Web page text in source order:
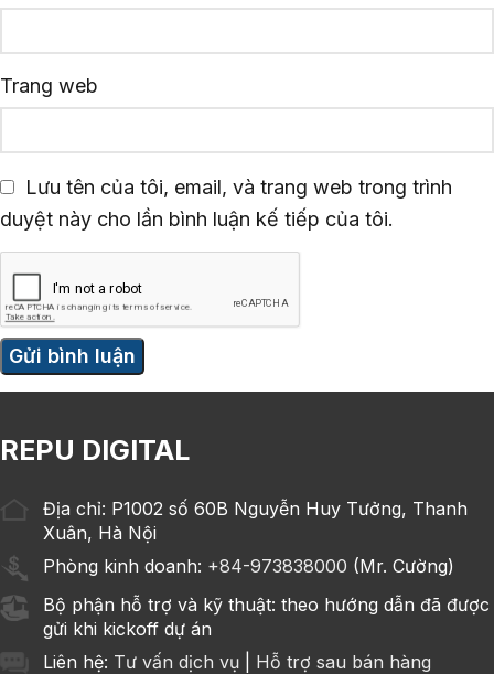
Trang web
Lưu tên của tôi, email, và trang web trong trình
duyệt này cho lần bình luận kế tiếp của tôi.
REPU DIGITAL
Địa chỉ: P1002 số 60B Nguyễn Huy Tưởng, Thanh
Xuân, Hà Nội
Phòng kinh doanh: +84-973838000 (Mr. Cường)
Bộ phận hỗ trợ và kỹ thuật: theo hướng dẫn đã được
gửi khi kickoff dự án
Liên hệ: Tư vấn dịch vụ
Hỗ trợ sau bán hàng